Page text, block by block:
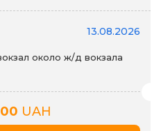
13.08.2026
около ж/д вокзала
UAH